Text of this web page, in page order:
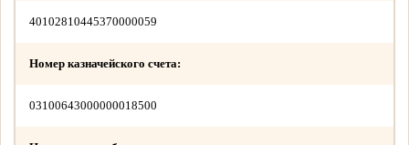
40102810445370000059
Номер казначейского счета:
03100643000000018500